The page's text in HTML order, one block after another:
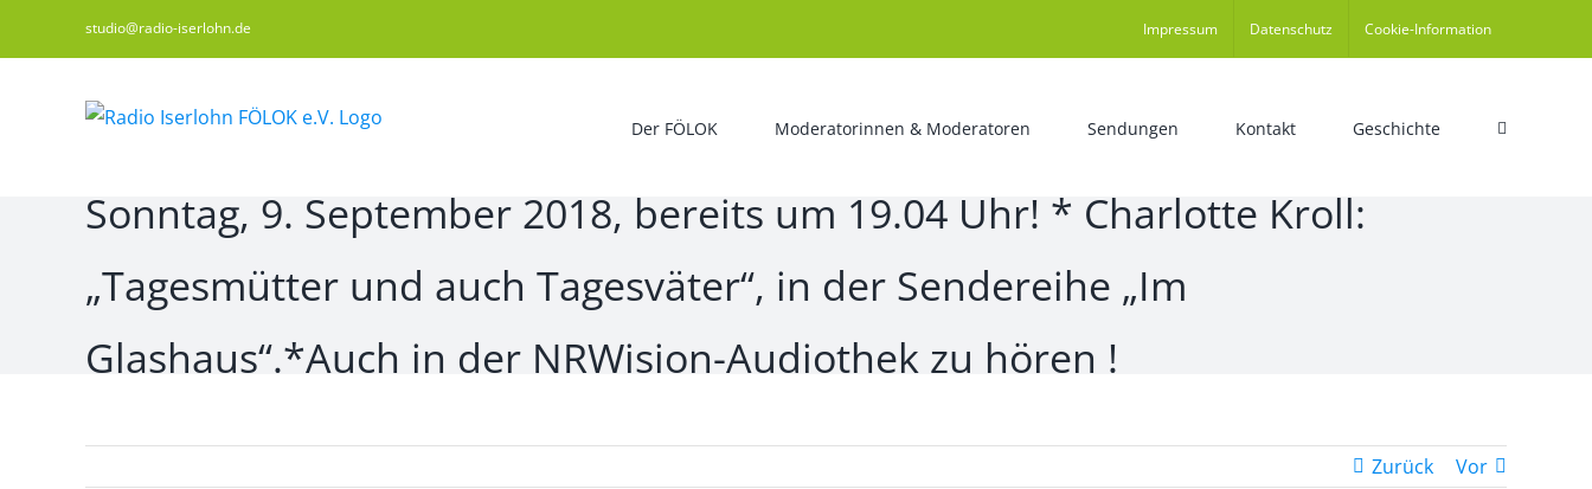
studio@radio-iserlohn.de Impressum Datenschutz Cookie-Information
Der FÖLOK Moderatorinnen & Moderatoren Sendungen Kontakt Geschichte
Sonntag, 9. September 2018, bereits um 19.04 Uhr! * Charlotte Kroll:
„Tagesmütter und auch Tagesväter“, in der Sendereihe „Im
Glashaus“.*Auch in der NRWision-Audiothek zu hören !
Zurück Vor